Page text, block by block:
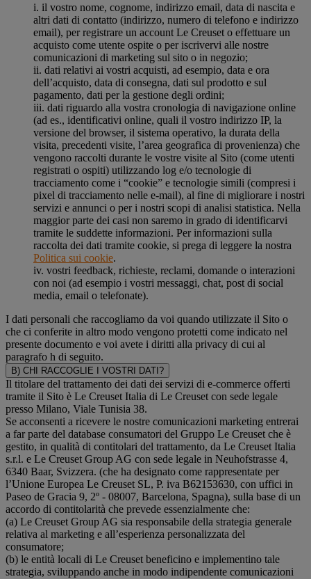
i. il vostro nome, cognome, indirizzo email, data di nascita e
altri dati di contatto (indirizzo, numero di telefono e indirizzo
email), per registrare un account Le Creuset o effettuare un
acquisto come utente ospite o per iscrivervi alle nostre
comunicazioni di marketing sul sito o in negozio;
ii. dati relativi ai vostri acquisti, ad esempio, data e ora
dell’acquisto, data di consegna, dati sul prodotto e sul
pagamento, dati per la gestione degli ordini;
iii. dati riguardo alla vostra cronologia di navigazione online
(ad es., identificativi online, quali il vostro indirizzo IP, la
versione del browser, il sistema operativo, la durata della
visita, precedenti visite, l’area geografica di provenienza) che
vengono raccolti durante le vostre visite al Sito (come utenti
registrati o ospiti) utilizzando log e/o tecnologie di
tracciamento come i “cookie” e tecnologie simili (compresi i
pixel di tracciamento nelle e-mail), al fine di migliorare i nostri
servizi e annunci o per i nostri scopi di analisi statistica. Nella
maggior parte dei casi non saremo in grado di identificarvi
tramite le suddette informazioni. Per informazioni sulla
raccolta dei dati tramite cookie, si prega di leggere la nostra
Politica sui cookie.
iv. vostri feedback, richieste, reclami, domande o interazioni
con noi (ad esempio i vostri messaggi, chat, post di social
media, email o telefonate).
I dati personali che raccogliamo da voi quando utilizzate il Sito o
che ci conferite in altro modo vengono protetti come indicato nel
presente documento e voi avete i diritti alla privacy di cui al
paragrafo h di seguito.
B) CHI RACCOGLIE I VOSTRI DATI?
Il titolare del trattamento dei dati dei servizi di e-commerce offerti
tramite il Sito è Le Creuset Italia di Le Creuset con sede legale
presso Milano, Viale Tunisia 38.
Se acconsenti a ricevere le nostre comunicazioni marketing entrerai
a far parte del database consumatori del Gruppo Le Creuset che è
gestito, in qualità di contitolari del trattamento, da Le Creuset Italia
s.r.l. e Le Creuset Group AG con sede legale in Neuhofstrasse 4,
6340 Baar, Svizzera. (che ha designato come rappresentate per
l’Unione Europea Le Creuset SL, P. iva B62153630, con uffici in
Paseo de Gracia 9, 2º - 08007, Barcelona, Spagna), sulla base di un
accordo di contitolarità che prevede essenzialmente che:
(a) Le Creuset Group AG sia responsabile della strategia generale
relativa al marketing e all’esperienza personalizzata del
consumatore;
(b) le entità locali di Le Creuset beneficino e implementino tale
strategia, sviluppando anche in modo indipendente comunicazioni